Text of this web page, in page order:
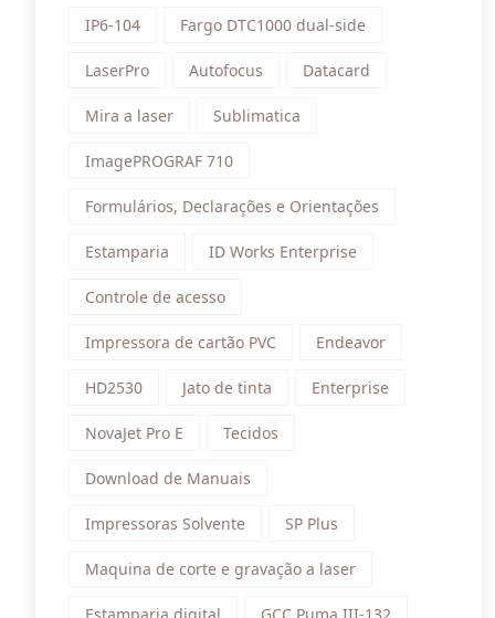
IP6-104 Fargo DTC1000 dual-side
LaserPro Autofocus Datacard
Mira a laser Sublimatica
ImagePROGRAF 710
Formulários, Declarações e Orientações
Estamparia ID Works Enterprise
Controle de acesso
Impressora de cartão PVC Endeavor
HD2530 Jato de tinta Enterprise
NovaJet Pro E Tecidos
Download de Manuais
Impressoras Solvente SP Plus
Maquina de corte e gravação a laser